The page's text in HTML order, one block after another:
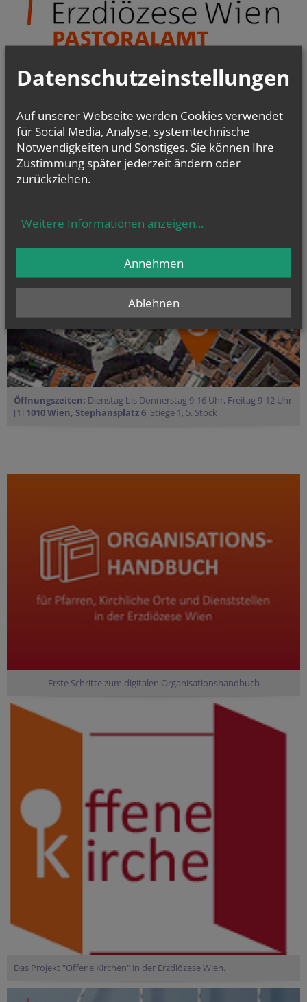
Pfarrgemeinderäte & Pastorale Strukturentwicklung
Bibel - Liturgie - Kirchenraum
Kirche im Dialog
PfarrCaritas und Nächstenhilfe
Kirchenmusik
Öffnungszeiten: Dienstag bis Donnerstag 9-16 Uhr, Freitag 9-12 Uhr
[1] 1010 Wien, Stephansplatz 6, Stiege 1, 5. Stock
Erste Schritte zum digitalen Organisationshandbuch
Das Projekt "Offene Kirchen" in der Erzdiözese Wien.
Datenschutzeinstellungen
Auf unserer Webseite werden Cookies verwendet
für Social Media, Analyse, systemtechnische
Notwendigkeiten und Sonstiges. Sie können Ihre
Zustimmung später jederzeit ändern oder
zurückziehen.
Weitere Informationen anzeigen...
Ablehnen
Annehmen